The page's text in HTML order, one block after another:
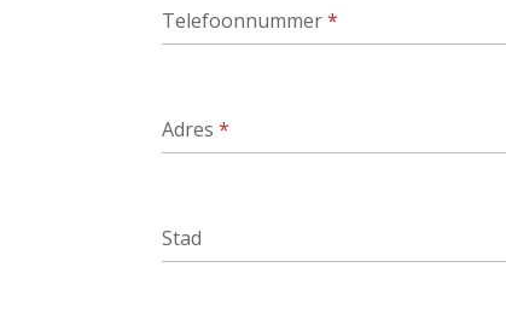
Telefoonnummer*
Adres*
Stad